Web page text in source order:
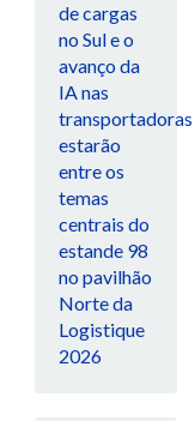
de cargas
no Sul e o
avanço da
IA nas
transportadoras
estarão
entre os
temas
centrais do
estande 98
no pavilhão
Norte da
Logistique
2026